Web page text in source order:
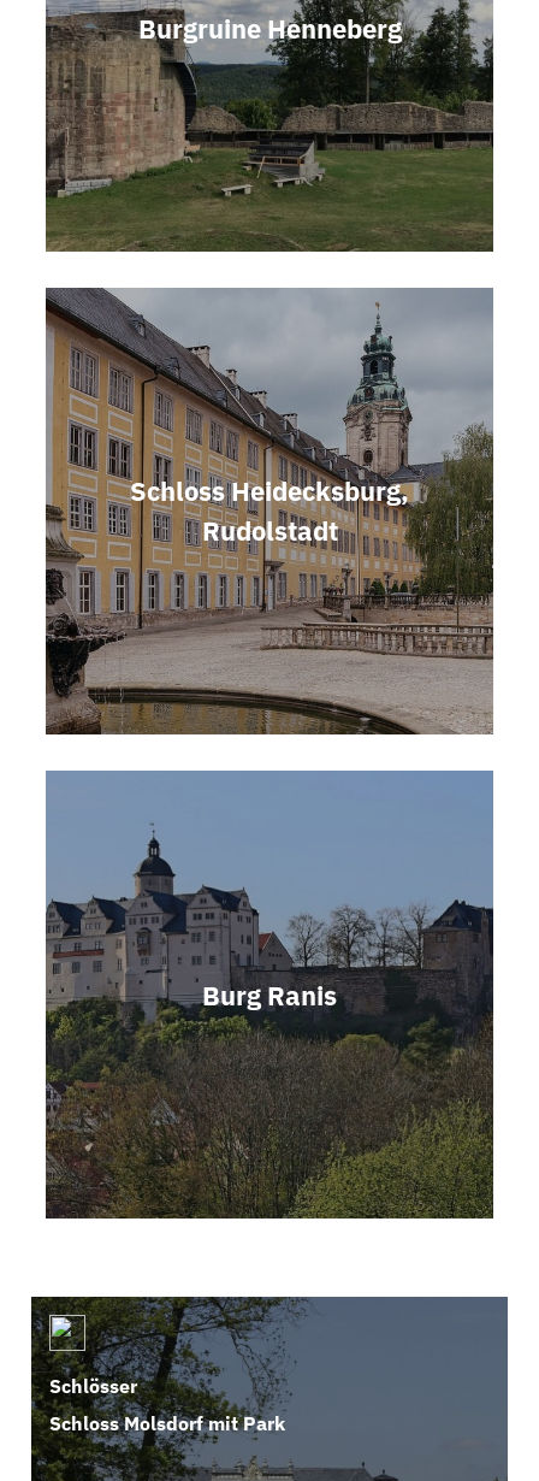
Burgruine Henneberg
Schloss Heidecksburg,
Rudolstadt
Burg Ranis
Schlösser
Schloss Molsdorf mit Park